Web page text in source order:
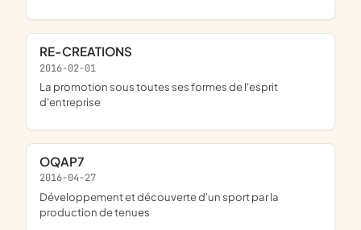
RE-CREATIONS
2016-02-01
la promotion sous toutes ses formes de l'esprit
d'entreprise
OQAP7
2016-04-27
développement et découverte d'un sport par la
production de tenues